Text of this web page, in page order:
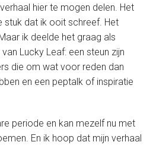
hier te mogen delen. Het
stuk dat ik ooit schreef. Het
ik deelde het graag als
Lucky Leaf: een steun zijn
die om wat voor reden dan
en een peptalk of inspiratie
periode en kan mezelf nu met
En ik hoop dat mijn verhaal